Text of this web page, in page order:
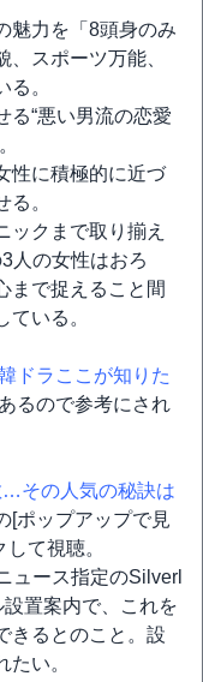
魅力を「8頭身のみ
スポーツ万能、
。
る“悪い男流の恋愛
性に積極的に近づ
。
ックまで取り揃え
人の女性はおろ
まで捉えること間
いる。
ドラここが知りた
るので参考にされ
…その人気の秘訣は
[ポップアップで見
て視聴。
ュース指定のSilverl
置案内で、これを
きるとのこと。設
い。